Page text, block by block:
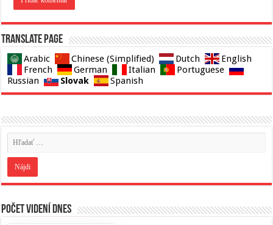
Translate page
Arabic Chinese (Simplified) Dutch
English
French
German Italian
Portuguese
Russian
Slovak Spanish
Počet videní dnes